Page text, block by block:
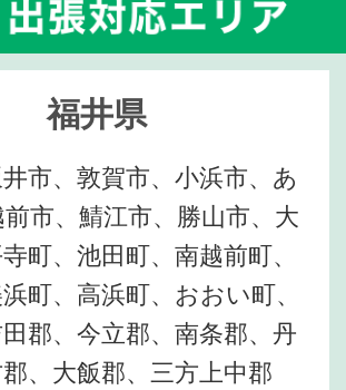
福井県
市、敦賀市、小浜市、あ
市、鯖江市、勝山市、大
町、池田町、南越前町、
町、高浜町、おおい町、
郡、今立郡、南条郡、丹
、大飯郡、三方上中郡